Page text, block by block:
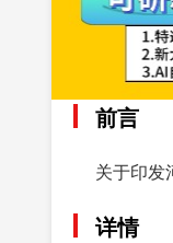
前言
关于印发
详情